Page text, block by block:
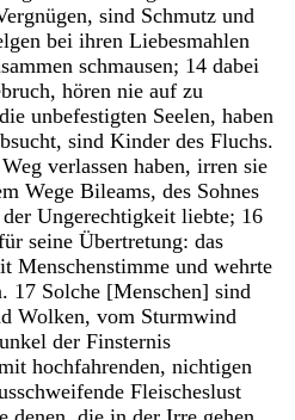
, sind Schmutz und
bei ihren Liebesmahlen
schmausen; 14 dabei
, hören nie auf zu
die unbefestigten Seelen, haben
, sind Kinder des Fluchs.
Weg verlassen haben, irren sie
Wege Bileams, des Sohnes
der Ungerechtigkeit liebte; 16
seine Übertretung: das
Menschenstimme und wehrte
. 17 Solche [Menschen] sind
Wolken, vom Sturmwind
der Finsternis
hochfahrenden, nichtigen
Fleischeslust